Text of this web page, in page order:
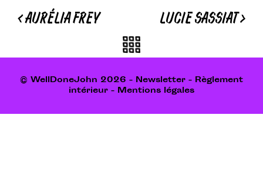
Navigation
<AURÉLIA FREY LUCIE SASSIAT >
© WellDoneJohn 2026 - Newsletter - Règlement
intérieur - Mentions légales